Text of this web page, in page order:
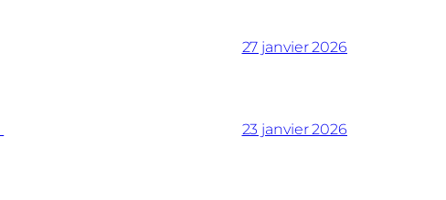
27 janvier 2026
23 janvier 2026